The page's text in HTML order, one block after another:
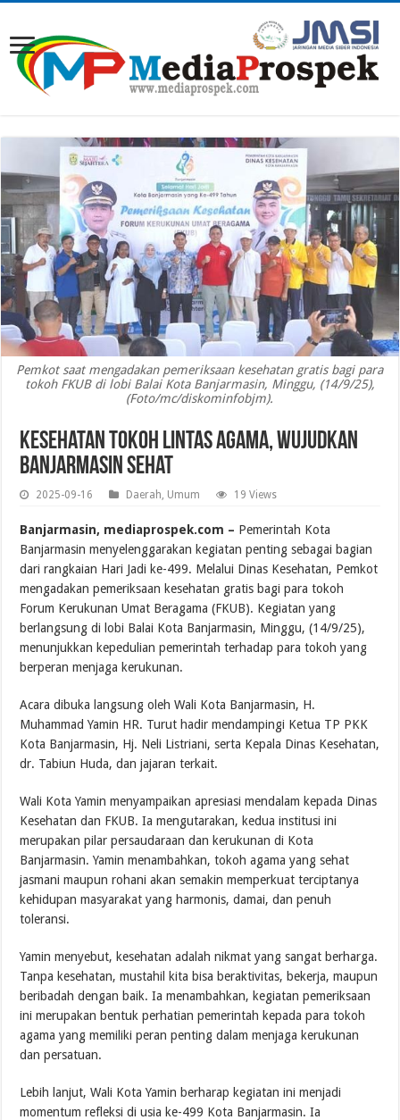
Pemkot saat mengadakan pemeriksaan kesehatan gratis bagi para
tokoh FKUB di lobi Balai Kota Banjarmasin, Minggu, (14/9/25),
(Foto/mc/diskominfobjm).
Kesehatan Tokoh Lintas Agama, Wujudkan
Banjarmasin Sehat
2025-09-16 Daerah, Umum 19 Views
Banjarmasin, mediaprospek.com – Pemerintah Kota
Banjarmasin menyelenggarakan kegiatan penting sebagai bagian
dari rangkaian Hari Jadi ke-499. Melalui Dinas Kesehatan, Pemkot
mengadakan pemeriksaan kesehatan gratis bagi para tokoh
Forum Kerukunan Umat Beragama (FKUB). Kegiatan yang
berlangsung di lobi Balai Kota Banjarmasin, Minggu, (14/9/25),
menunjukkan kepedulian pemerintah terhadap para tokoh yang
berperan menjaga kerukunan.
Acara dibuka langsung oleh Wali Kota Banjarmasin, H.
Muhammad Yamin HR. Turut hadir mendampingi Ketua TP PKK
Kota Banjarmasin, Hj. Neli Listriani, serta Kepala Dinas Kesehatan,
dr. Tabiun Huda, dan jajaran terkait.
Wali Kota Yamin menyampaikan apresiasi mendalam kepada Dinas
Kesehatan dan FKUB. Ia mengutarakan, kedua institusi ini
merupakan pilar persaudaraan dan kerukunan di Kota
Banjarmasin. Yamin menambahkan, tokoh agama yang sehat
jasmani maupun rohani akan semakin memperkuat terciptanya
kehidupan masyarakat yang harmonis, damai, dan penuh
toleransi.
Yamin menyebut, kesehatan adalah nikmat yang sangat berharga.
Tanpa kesehatan, mustahil kita bisa beraktivitas, bekerja, maupun
beribadah dengan baik. Ia menambahkan, kegiatan pemeriksaan
ini merupakan bentuk perhatian pemerintah kepada para tokoh
agama yang memiliki peran penting dalam menjaga kerukunan
dan persatuan.
Lebih lanjut, Wali Kota Yamin berharap kegiatan ini menjadi
momentum refleksi di usia ke-499 Kota Banjarmasin. Ia